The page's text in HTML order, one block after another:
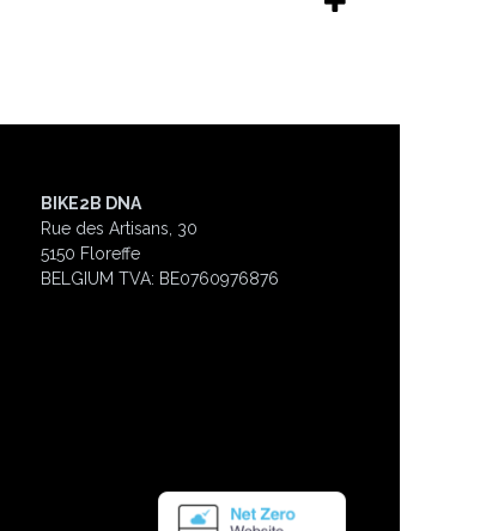
BIKE2B DNA
Rue des Artisans, 30
5150 Floreffe
BELGIUM TVA: BE0760976876